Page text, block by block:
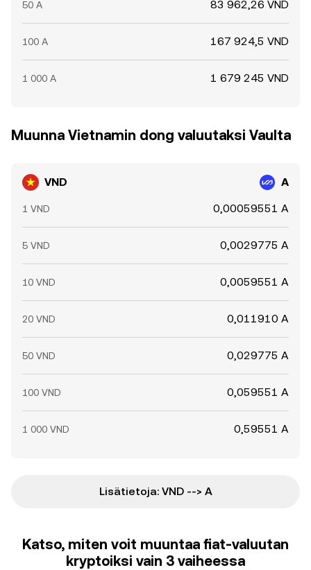
50 A 83 962,26 VND
100 A 167 924,5 VND
1 000 A 1 679 245 VND
Muunna Vietnamin dong valuutaksi Vaulta
VND A
1 VND 0,00059551 A
5 VND 0,0029775 A
10 VND 0,0059551 A
20 VND 0,011910 A
50 VND 0,029775 A
100 VND 0,059551 A
1 000 VND 0,59551 A
Lisätietoja: VND --> A
Katso, miten voit muuntaa fiat-valuutan
kryptoiksi vain 3 vaiheessa